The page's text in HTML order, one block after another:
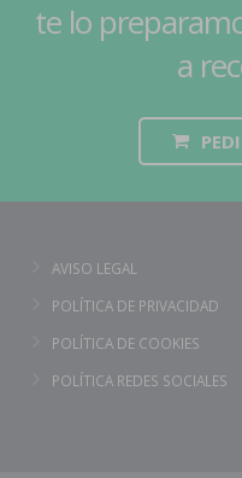
te lo
a
AVISO LEGAL
POLÍTICA DE PRIVACIDAD
POLÍTICA DE COOKIES
POLÍTICA REDES SOCIALES